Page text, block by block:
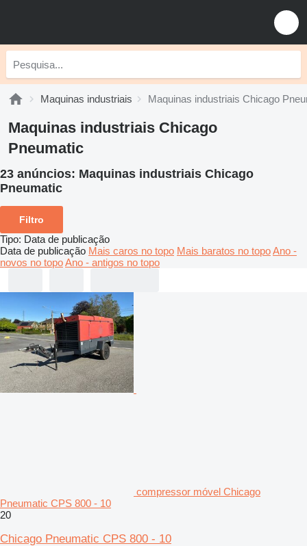
Maquinas industriais Maquinas industriais Chicago
Maquinas industriais Chicago
Pneumatic
23 anúncios: Maquinas industriais Chicago
Pneumatic
Filtro
Tipo: Data de publicação
Data de publicação Mais caros no topo Mais baratos no topoAno -
novos no topoAno - antigos no topo
compressor móvel Chicago
Pneumatic CPS 800 - 10
20
Chicago Pneumatic CPS 800 - 10